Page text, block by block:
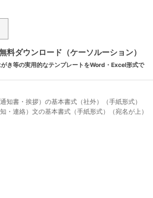
料ダウンロード（ケーソルーション）
き等の実用的なテンプレートをWord・Excel形式で
知書・挨拶）の基本書式（社外）（手紙形式）
・連絡）文の基本書式（手紙形式）（宛名が上）